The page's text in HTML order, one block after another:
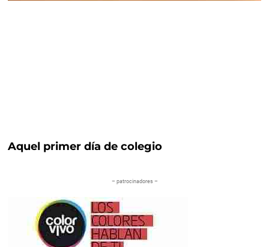
Aquel primer día de colegio
– patrocinadores –